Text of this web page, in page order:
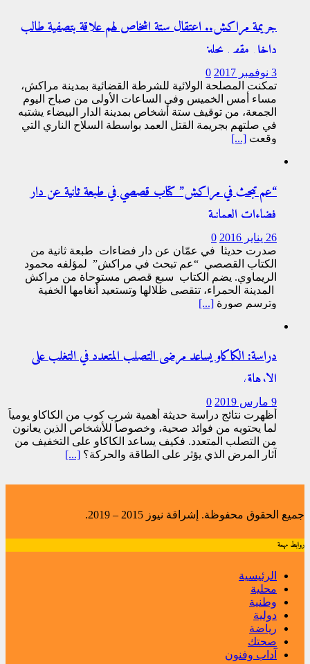
جريمة مراكش.. اعتقال ستة اشخاص لهم علاقة بتصفية طالب
داخل مقهى بجليز
3 نوفمبر 2017
0
تمكنت المصلحة الولائية للشرطة القضائية بمدينة مراكش،
مساء أمس الخميس وفي الساعات الأولى من صباح اليوم
الجمعة، من توقيف ستة أشخاص بمدينة الدار البيضاء يشتبه
في صلتهم بجريمة القتل العمد بواسطة السلاح الناري التي
وقعت [...]
“عم تبحث في مراكش” كتاب قصصي في طبعة ثانية عن دار
فضاءات العمانية
26 يناير 2016
0
صدرت حديثا في عمّان عن دار فضاءات طبعة ثانية من
الكتاب القصصي “عم تبحث في مراكش” لمؤلفه محمود
الريماوي. يضم الكتاب سبع قصص مستوحاة من مراكش
المدينة الحمراء، تتقصى ظلالها وتستعيد أنغامها الخفية
وترسم صورة [...]
دراسة: الكاكاو يساعد مرضى التصلب المتعدد في التغلب على
الإرهاق
9 مارس 2019
0
أظهرت نتائج دراسة حديثة أهمية شرب كوب من الكاكاو يومياً
لما يحتويه من فوائد صحية، وخصوصاً للأشخاص الذين يعانون
من التصلب المتعدد. فكيف يساعد الكاكاو على التخفيف من
آثار المرض الذي يؤثر على الطاقة والحركة؟ [...]
جميع الحقوق محفوظة. إشراقة نيوز 2015 – 2019.
روابط مهمة
الرئيسية
محلية
وطنية
دولية
رياضة
صحتك
آداب وفنون